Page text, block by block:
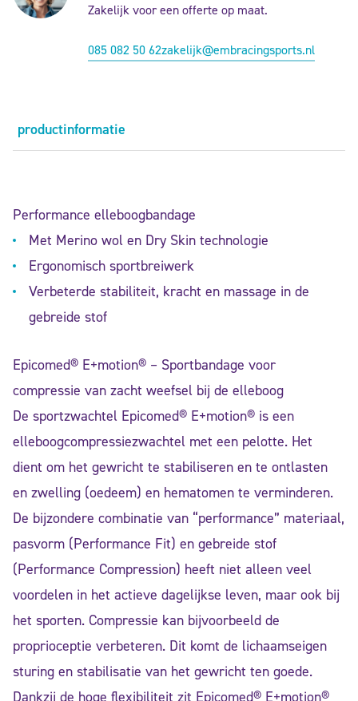
Zakelijk voor een offerte op maat.
085 082 50 62zakelijk@embracingsports.nl
productinformatie
Performance elleboogbandage
Met Merino wol en Dry Skin technologie
Ergonomisch sportbreiwerk
Verbeterde stabiliteit, kracht en massage in de
gebreide stof
Epicomed® E+motion® – Sportbandage voor
compressie van zacht weefsel bij de elleboog
De sportzwachtel Epicomed® E+motion® is een
elleboogcompressiezwachtel met een pelotte. Het
dient om het gewricht te stabiliseren en te ontlasten
en zwelling (oedeem) en hematomen te verminderen.
De bijzondere combinatie van “performance” materiaal,
pasvorm (Performance Fit) en gebreide stof
(Performance Compression) heeft niet alleen veel
voordelen in het actieve dagelijkse leven, maar ook bij
het sporten. Compressie kan bijvoorbeeld de
proprioceptie verbeteren. Dit komt de lichaamseigen
sturing en stabilisatie van het gewricht ten goede.
Dankzij de hoge flexibiliteit zit Epicomed® E+motion®